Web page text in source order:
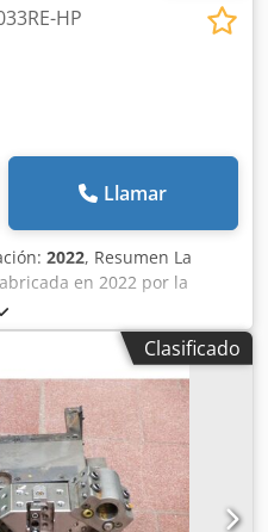
HP
Llamar
2022, Resumen La
en 2022 por la
se utiliza para el
cilíndricas de 0,2 l a
de enjuague (aire o
de llenado
taponado (3 cabezales
torreta de taponado
la alimentación y el
instalado un sistema de
de una cubierta de
Clasificado